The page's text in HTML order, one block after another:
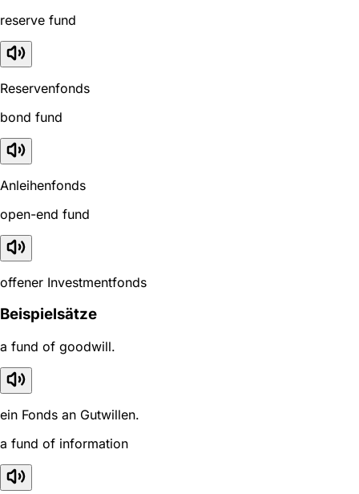
reserve fund
Reservenfonds
bond fund
Anleihenfonds
open-end fund
offener Investmentfonds
Beispielsätze
a fund of goodwill.
ein Fonds an Gutwillen.
a fund of information